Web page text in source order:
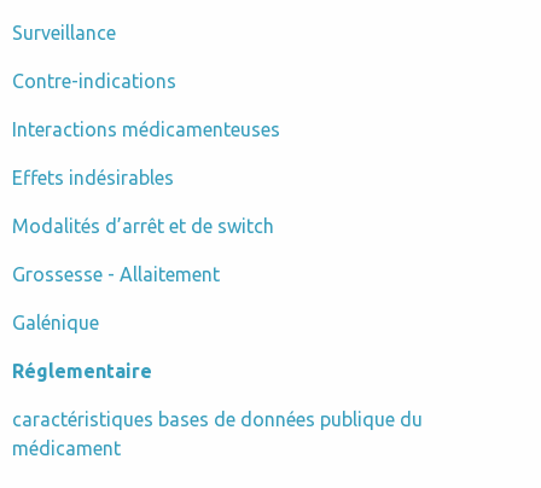
Surveillance
Contre-indications
Interactions médicamenteuses
Effets indésirables
Modalités d’arrêt et de switch
Grossesse - Allaitement
Galénique
Réglementaire
caractéristiques bases de données publique du
médicament